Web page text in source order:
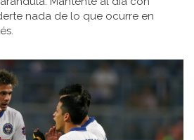
nada de lo que ocurre en